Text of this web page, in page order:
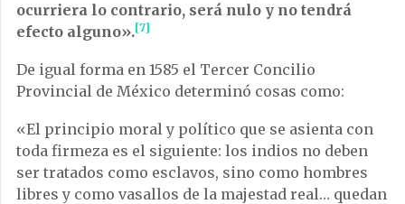
ocurriera lo contrario, será nulo y no tendrá
efecto alguno».[7]
De igual forma en 1585 el Tercer Concilio
Provincial de México determinó cosas como:
«El principio moral y político que se asienta con
toda firmeza es el siguiente: los indios no deben
ser tratados como esclavos, sino como hombres
libres y como vasallos de la majestad real… quedan